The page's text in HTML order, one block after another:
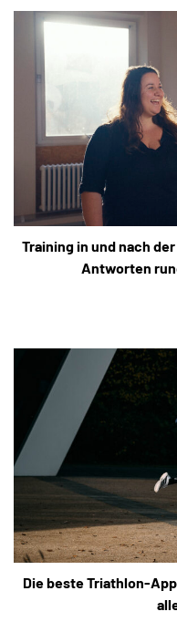
Training in und nach
Antworten
Die beste Triathlon-